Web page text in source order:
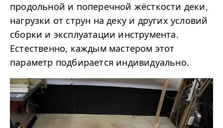
продольной и поперечной жёсткости деки,
нагрузки от струн на деку и других условий
сборки и эксплуатации инструмента.
Естественно, каждым мастером этот
параметр подбирается индивидуально.